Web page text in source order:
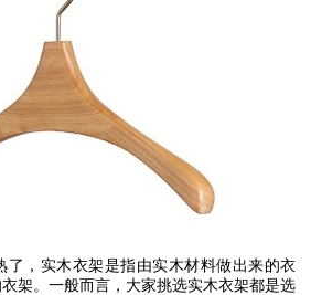
了，实木衣架是指由实木材料做出来的衣
架。一般而言，大家挑选实木衣架都是选